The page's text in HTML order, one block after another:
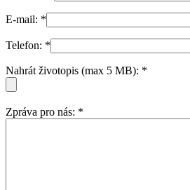
E-mail: *
Telefon: *
Nahrát životopis (max 5 MB): *
Zpráva pro nás: *